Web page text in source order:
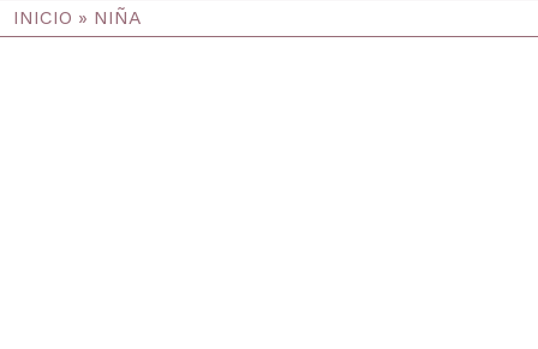
Ruta de navegación
INICIO NIÑA